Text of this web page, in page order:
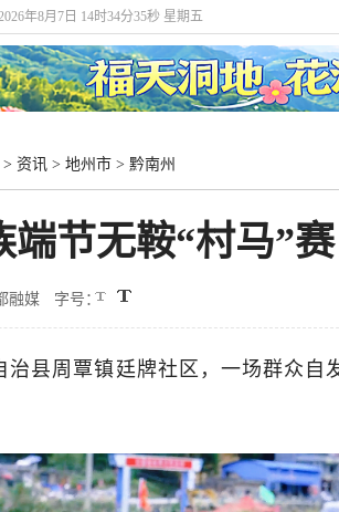
年8月7日 14时34分37秒 星期五
> 资讯 > 地州市 > 黔南州
端节无鞍“村马”
融媒 字号：
治县周覃镇廷牌社区，一场群众自